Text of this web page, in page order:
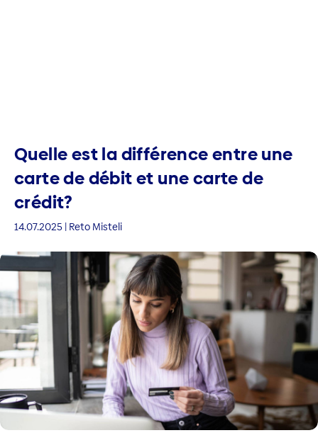
Quelle est la différence entre une
carte de débit et une carte de
crédit?
14.07.2025 | Reto Misteli